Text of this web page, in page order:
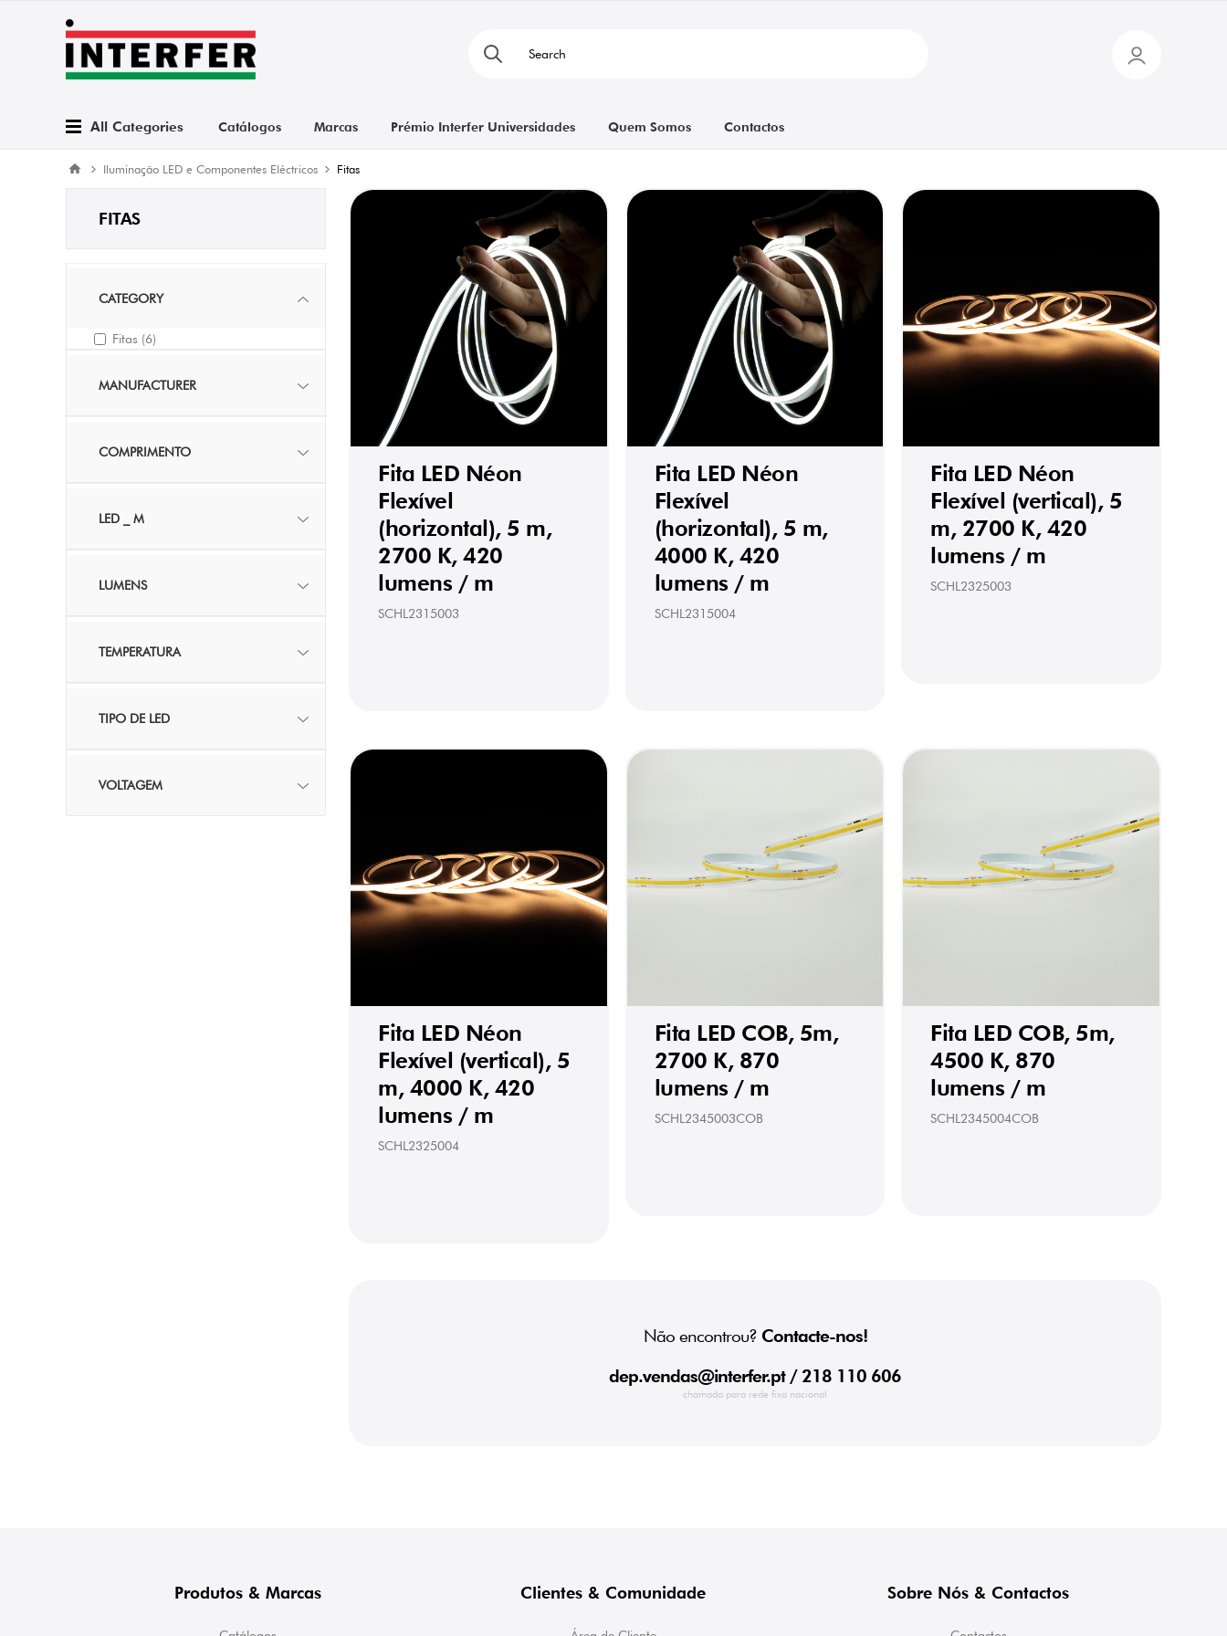
All Categories Catálogos Marcas Prémio Interfer Universidades Quem Somos Contactos
Iluminação LED e Componentes Eléctricos Fitas
Fita LED Néon
Flexível
(horizontal), 5 m,
2700 K, 420
lumens / m
SCHL2315003
Fita LED Néon
Flexível
(horizontal), 5 m,
4000 K, 420
lumens / m
SCHL2315004
Fita LED Néon
Flexível (vertical), 5
m, 2700 K, 420
lumens / m
SCHL2325003
Fita LED Néon
Flexível (vertical), 5
m, 4000 K, 420
lumens / m
SCHL2325004
Fita LED COB, 5m,
2700 K, 870
lumens / m
SCHL2345003COB
Fita LED COB, 5m,
4500 K, 870
lumens / m
SCHL2345004COB
Não encontrou? Contacte-nos!
dep.vendas@interfer.pt/ 218 110 606
chamada para rede fixa nacional
FITAS
CATEGORY
Fitas (6)
MANUFACTURER
COMPRIMENTO
LED _ M
LUMENS
TEMPERATURA
TIPO DE LED
VOLTAGEM
Produtos & Marcas Clientes & Comunidade Sobre Nós & Contactos